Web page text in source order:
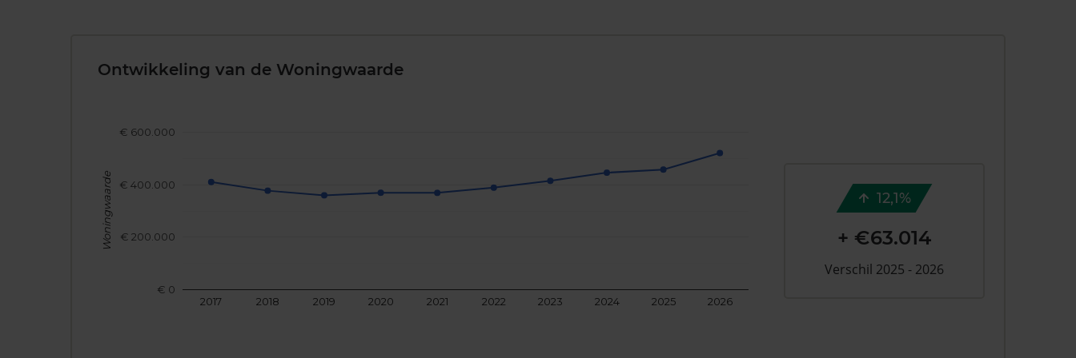
Ontwikkeling van de Woningwaarde
2017 2018 2019 2020 2021 2022 2023 2024 2025 2026
€ 0
€ 200.000
€ 400.000
€ 600.000
Woningwaarde 12,1%
+ €63.014
Verschil 2025 - 2026